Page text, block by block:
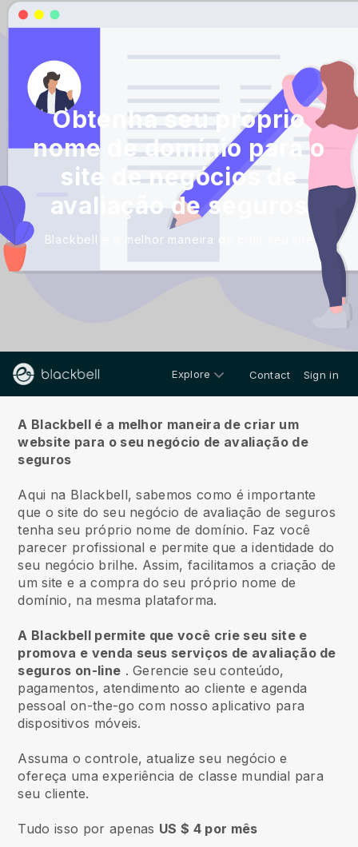
Obtenha seu próprio
nome de domínio para o
site de negócios de
avaliação de seguros
Blackbell é a melhor maneira de criar seu site
Explore Contact Sign in
A Blackbell é a melhor maneira de criar um
website para o seu negócio de avaliação de
seguros
Aqui na Blackbell, sabemos como é importante
que o site do seu negócio de avaliação de seguros
tenha seu próprio nome de domínio. Faz você
parecer profissional e permite que a identidade do
seu negócio brilhe. Assim, facilitamos a criação de
um site e a compra do seu próprio nome de
domínio, na mesma plataforma.
A Blackbell permite que você crie seu site e
promova e venda seus serviços de avaliação de
seguros on-line . Gerencie seu conteúdo,
pagamentos, atendimento ao cliente e agenda
pessoal on-the-go com nosso aplicativo para
dispositivos móveis.
Assuma o controle, atualize seu negócio e
ofereça uma experiência de classe mundial para
seu cliente.
Tudo isso por apenas US $ 4 por mês